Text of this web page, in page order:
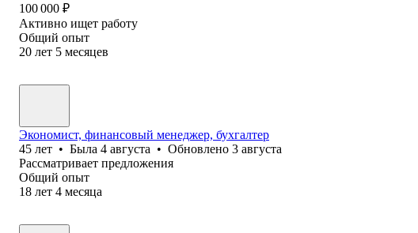
100 000 ₽
Активно ищет работу
Общий опыт
20 лет 5 месяцев
Экономист, финансовый менеджер, бухгалтер
45 лет • Была 4 августа • Обновлено 3 августа
Рассматривает предложения
Общий опыт
18 лет 4 месяца